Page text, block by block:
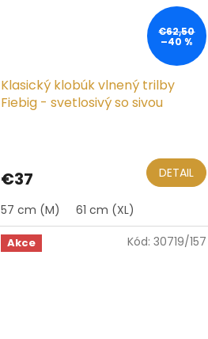
€62,50
–40 %
Klasický klobúk vlnený trilby
Fiebig - svetlosivý so sivou
€37 DETAIL
57 cm (M) 61 cm (XL)
Akce Kód: 30719/157